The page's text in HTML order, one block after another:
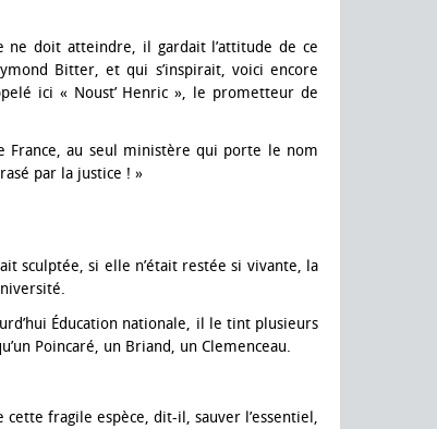
ne doit atteindre, il gardait l’attitude de ce
Bitter, et qui s’inspirait, voici encore
ici « Noust’ Henric », le prometteur de
France, au seul ministère qui porte le nom
par la justice ! »
sculptée, si elle n’était restée si vivante, la
Éducation nationale, il le tint plusieurs
Poincaré, un Briand, un Clemenceau.
fragile espèce, dit-il, sauver l’essentiel,